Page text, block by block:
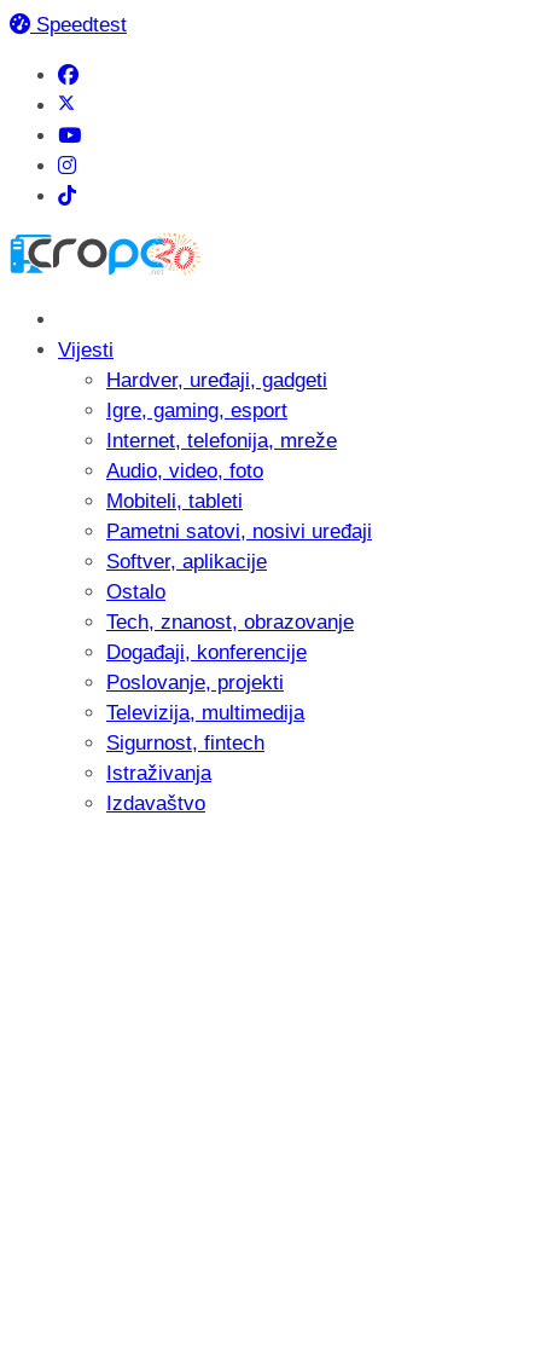
Speedtest
Vijesti
Hardver, uređaji, gadgeti
Igre, gaming, esport
Internet, telefonija, mreže
Audio, video, foto
Mobiteli, tableti
Pametni satovi, nosivi uređaji
Softver, aplikacije
Ostalo
Tech, znanost, obrazovanje
Događaji, konferencije
Poslovanje, projekti
Televizija, multimedija
Sigurnost, fintech
Istraživanja
Izdavaštvo